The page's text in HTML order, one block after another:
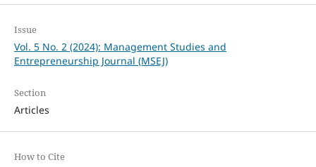
Issue
Vol. 5 No. 2 (2024): Management Studies and
Entrepreneurship Journal (MSEJ)
Section
Articles
How to Cite